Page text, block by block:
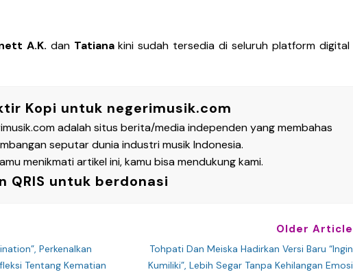
A.K. dan Tatianakini sudah tersedia di seluruh platform digital
Kopi untuk negerimusik.com
adalah situs berita/media independen yang membahas
seputar dunia industri musik Indonesia.
menikmati artikel ini, kamu bisa mendukung kami.
QRIS untuk berdonasi
Perkenalkan
Tentang Kematian
Older Article
Tohpati Dan Meiska Hadirkan Versi Baru “Ingin
Kumiliki”, Lebih Segar Tanpa Kehilangan Emosi